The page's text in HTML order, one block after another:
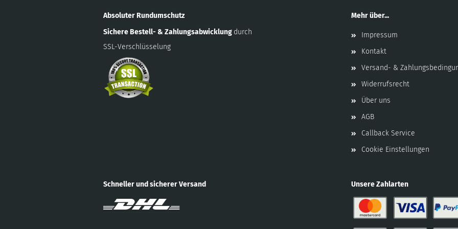
Absoluter Rundumschutz
Sichere Bestell- & Zahlungsabwicklung durch
SSL-Verschlüsselung
Mehr über...
Impressum
Kontakt
Versand- &
Widerrufsrecht
Über uns
AGB
Callback Service
Cookie Einstellungen
Schneller und sicherer Versand Unsere Zahlarten